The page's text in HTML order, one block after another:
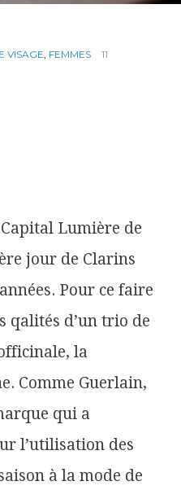
VISAGE, FEMMES
11
Lumière de
jour de Clarins
Pour ce faire
qalités d’un trio de
la
Comme Guerlain,
qui a
l’utilisation des
à la mode de